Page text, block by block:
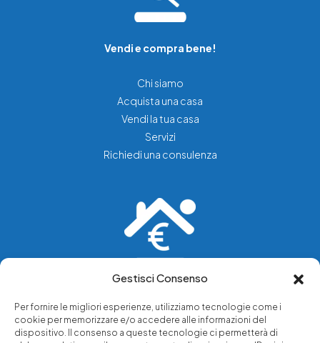
Gestisci Consenso
Per fornire le migliori esperienze, utilizziamo tecnologie come i
cookie per memorizzare e/o accedere alle informazioni del
dispositivo. Il consenso a queste tecnologie ci permetterà di
Vendi e compra bene!
Chi siamo
Acquista una casa
Vendi la tua casa
Servizi
Richiedi una consulenza
Chi siamo